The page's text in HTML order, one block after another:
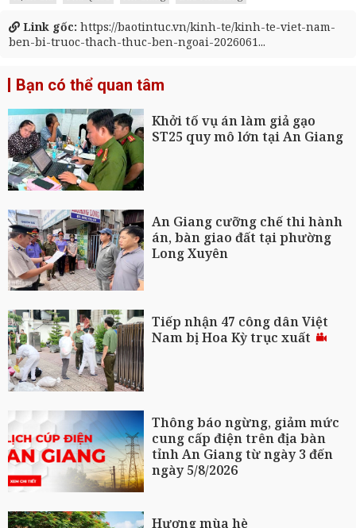
Link gốc: https://baotintuc.vn/kinh-te/kinh-te-viet-nam-
ben-bi-truoc-thach-thuc-ben-ngoai-2026061...
Bạn có thể quan tâm
Khởi tố vụ án làm giả gạo
ST25 quy mô lớn tại An Giang
An Giang cưỡng chế thi hành
án, bàn giao đất tại phường
Long Xuyên
Tiếp nhận 47 công dân Việt
Nam bị Hoa Kỳ trục xuất
Thông báo ngừng, giảm mức
cung cấp điện trên địa bàn
tỉnh An Giang từ ngày 3 đến
ngày 5/8/2026
Hương mùa hè